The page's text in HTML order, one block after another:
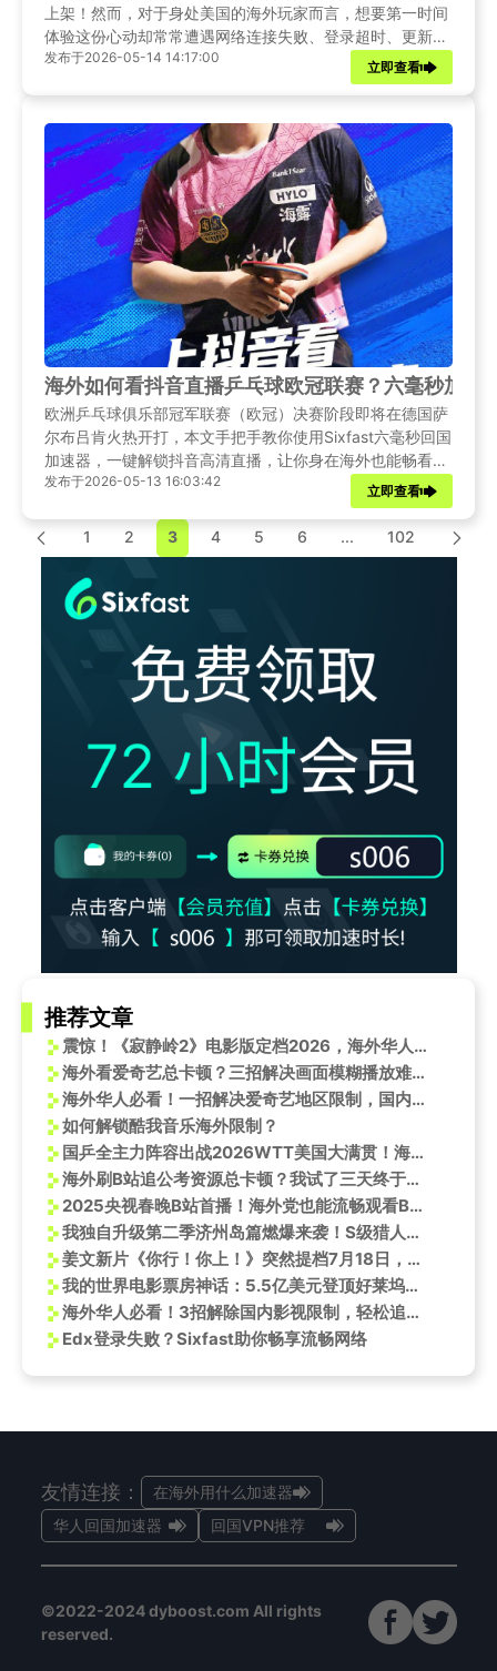
上架！然而，对于身处美国的海外玩家而言，想要第一时间
体验这份心动却常常遭遇网络连接失败、登录超时、更新下
载卡顿等问题的困扰。本文将为大家带来最新的服饰资讯，
并提供一套完整的网络问题解决方案，助你轻松体验恋与深
发布于2026-05-14 14:17:00
立即查看
海外如何看抖音直播乒乓球欧冠联赛？六毫秒加速
欧洲乒乓球俱乐部冠军联赛（欧冠）决赛阶段即将在德国萨
尔布吕肯火热开打，本文手把手教你使用Sixfast六毫秒回国
加速器，一键解锁抖音高清直播，让你身在海外也能畅看无
阻。
发布于2026-05-13 16:03:42
立即查看
1 2 3 4 5 6 ... 102
推荐文章
震惊！《寂静岭2》电影版定档2026，海外华人却集体崩溃：又看不了？！
海外看爱奇艺总卡顿？三招解决画面模糊播放难问题
海外华人必看！一招解决爱奇艺地区限制，国内影视随心看
如何解锁酷我音乐海外限制？
国乒全主力阵容出战2026WTT美国大满贯！海外球迷如何流畅看咪咕直播？
海外刷B站追公考资源总卡顿？我试了三天终于搞懂怎么丝滑追更国内学习资料
2025央视春晚B站首播！海外党也能流畅观看B站！
我独自升级第二季济州岛篇燃爆来袭！S级猎人集结，最强战斗一触即发！
姜文新片《你行！你上！》突然提档7月18日，导演背影海报霸气十足！
我的世界电影票房神话：5.5亿美元登顶好莱坞年度冠军
海外华人必看！3招解除国内影视限制，轻松追《花漾少女杀人事件》
Edx登录失败？Sixfast助你畅享流畅网络
友情连接：
在海外用什么加速器
华人回国加速器
回国VPN推荐
©2022-2024 dyboost.com All rights
reserved.